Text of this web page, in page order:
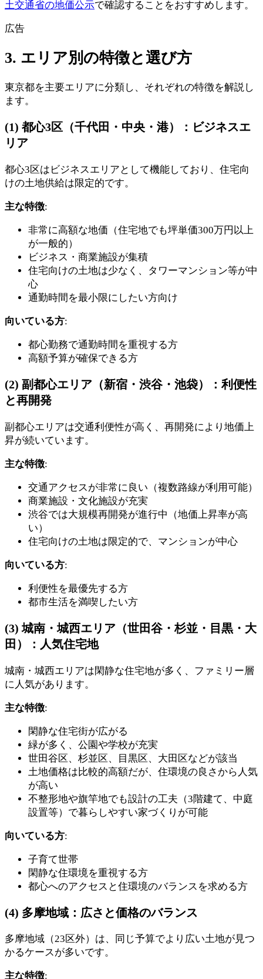
土交通省の地価公示で確認することをおすすめします。
広告
3. エリア別の特徴と選び方
東京都を主要エリアに分類し、それぞれの特徴を解説し
ます。
(1) 都心3区（千代田・中央・港）：ビジネスエ
リア
都心3区はビジネスエリアとして機能しており、住宅向
けの土地供給は限定的です。
主な特徴:
非常に高額な地価（住宅地でも坪単価300万円以上
が一般的）
ビジネス・商業施設が集積
住宅向けの土地は少なく、タワーマンション等が中
心
通勤時間を最小限にしたい方向け
向いている方:
都心勤務で通勤時間を重視する方
高額予算が確保できる方
(2) 副都心エリア（新宿・渋谷・池袋）：利便性
と再開発
副都心エリアは交通利便性が高く、再開発により地価上
昇が続いています。
主な特徴:
交通アクセスが非常に良い（複数路線が利用可能）
商業施設・文化施設が充実
渋谷では大規模再開発が進行中（地価上昇率が高
い）
住宅向けの土地は限定的で、マンションが中心
向いている方:
利便性を最優先する方
都市生活を満喫したい方
(3) 城南・城西エリア（世田谷・杉並・目黒・大
田）：人気住宅地
城南・城西エリアは閑静な住宅地が多く、ファミリー層
に人気があります。
主な特徴:
閑静な住宅街が広がる
緑が多く、公園や学校が充実
世田谷区、杉並区、目黒区、大田区などが該当
土地価格は比較的高額だが、住環境の良さから人気
が高い
不整形地や旗竿地でも設計の工夫（3階建て、中庭
設置等）で暮らしやすい家づくりが可能
向いている方:
子育て世帯
閑静な住環境を重視する方
都心へのアクセスと住環境のバランスを求める方
(4) 多摩地域：広さと価格のバランス
多摩地域（23区外）は、同じ予算でより広い土地が見つ
かるケースが多いです。
主な特徴: